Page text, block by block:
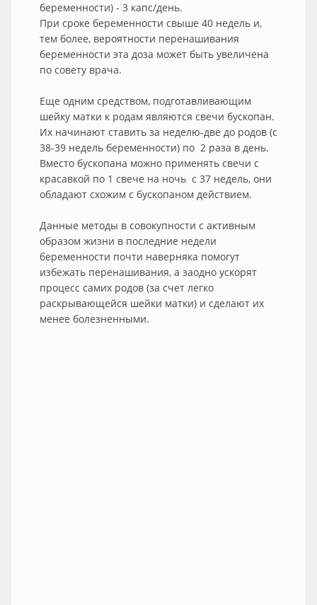
беременности) - 3 капс/день.
При сроке беременности свыше 40 недель и,
тем более, вероятности перенашивания
беременности эта доза может быть увеличена
по совету врача.
Еще одним средством, подготавливающим
шейку матки к родам являются свечи бускопан.
Их начинают ставить за неделю-две до родов (с
38-39 недель беременности) по 2 раза в день.
Вместо бускопана можно применять свечи с
красавкой по 1 свече на ночь с 37 недель, они
обладают схожим с бускопаном действием.
Данные методы в совокупности с активным
образом жизни в последние недели
беременности почти наверняка помогут
избежать перенашивания, а заодно ускорят
процесс самих родов (за счет легко
раскрывающейся шейки матки) и сделают их
менее болезненными.